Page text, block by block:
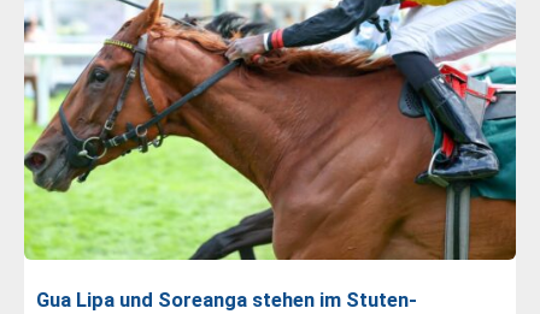
Gua Lipa und Soreanga stehen im Stuten-